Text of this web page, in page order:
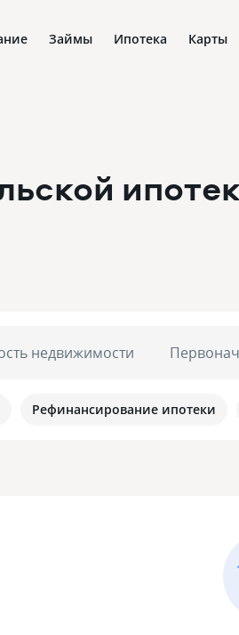
Займы Ипотека Карты
недвижимости
Рефинансирование ипотеки